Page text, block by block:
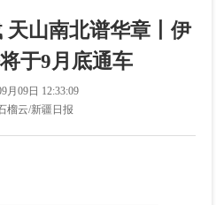
天山南北谱华章丨伊
于9月底通车
月09日 12:33:09
榴云/新疆日报